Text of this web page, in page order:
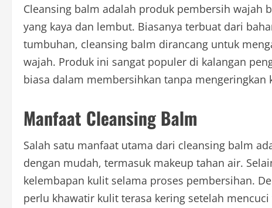
Cleansing balm adalah produk pembersih
yang kaya dan lembut. Biasanya terbuat dari
tumbuhan, cleansing balm dirancang untuk
wajah. Produk ini sangat populer di kalangan
biasa dalam membersihkan tanpa mengeringkan
Manfaat Cleansing Balm
Salah satu manfaat utama dari cleansing balm
dengan mudah, termasuk makeup tahan air.
kelembapan kulit selama proses pembersihan.
perlu khawatir kulit terasa kering setelah